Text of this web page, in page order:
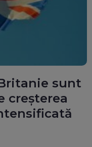
sunt
creşterea